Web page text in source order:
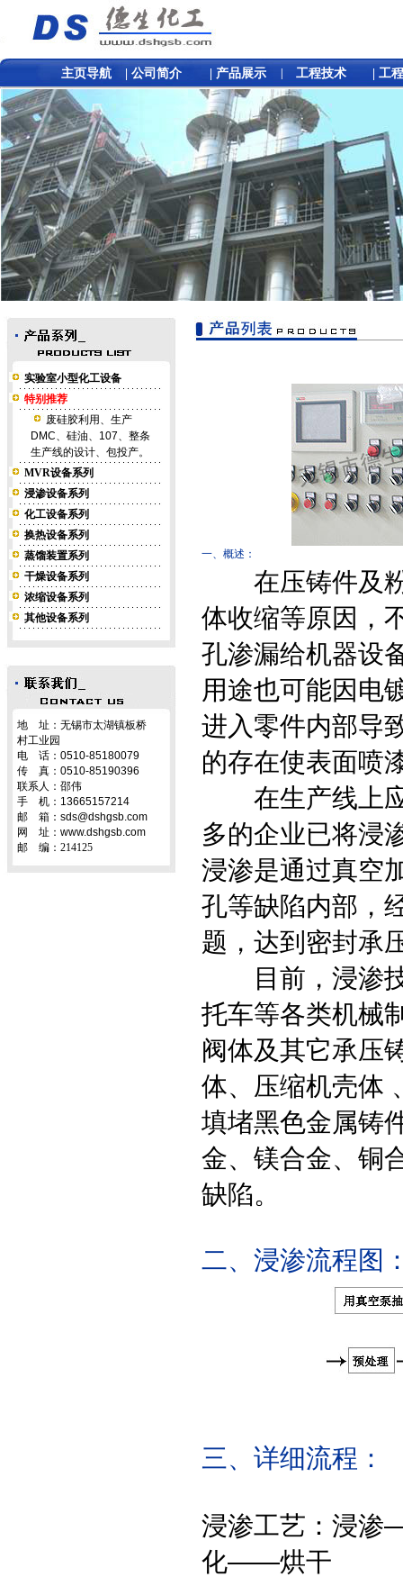
主页导航 公司简介 产品展示 工程技术 工
实验室小型化工设备
特别推荐
废硅胶利用、生产
DMC、硅油、107、整条
生产线的设计、包投产。
MVR设备系列
浸渗设备系列
化工设备系列
换热设备系列
蒸馏装置系列
干燥设备系列
浓缩设备系列
其他设备系列
地 址：无锡市太湖镇板桥
村工业园
电 话：0510-85180079
传 真：0510-85190396
联系人：邵伟
手 机：13665157214
邮 箱：sds@dshgsb.com
网 址：www.dshgsb.com
邮 编：214125
一、概述：
在压铸件及
体收缩等原因，
孔渗漏给机器设
用途也可能因电
进入零件内部导
的存在使表面喷
在生产线上应
多的企业已将浸
浸渗是通过真空
孔等缺陷内部，
题，达到密封承
目前，浸渗技
托车等各类机械
阀体及其它承压
体、压缩机壳体
填堵黑色金属铸
金、镁合金、铜
缺陷。
二、浸渗流程图
三、详细流程：
浸渗工艺：浸
化——烘干